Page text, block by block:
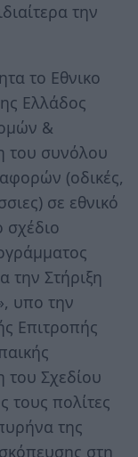
την
το Εθνικο
Ελλάδος
&
του συνόλου
(οδικές,
σε εθνικό
σχέδιο
την Στήριξη
υπο την
Επιτροπής
Σχεδίου
τους πολίτες
της
στη